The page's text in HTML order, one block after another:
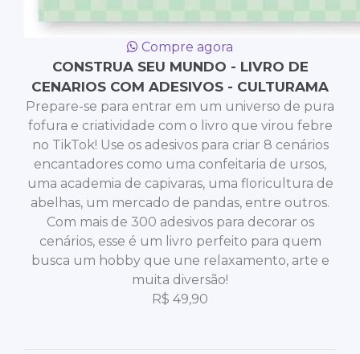
Compre agora
CONSTRUA SEU MUNDO - LIVRO DE
CENARIOS COM ADESIVOS - CULTURAMA
Prepare-se para entrar em um universo de pura
fofura e criatividade com o livro que virou febre
no TikTok! Use os adesivos para criar 8 cenários
encantadores como uma confeitaria de ursos,
uma academia de capivaras, uma floricultura de
abelhas, um mercado de pandas, entre outros.
Com mais de 300 adesivos para decorar os
cenários, esse é um livro perfeito para quem
busca um hobby que une relaxamento, arte e
muita diversão!
R$ 49,90